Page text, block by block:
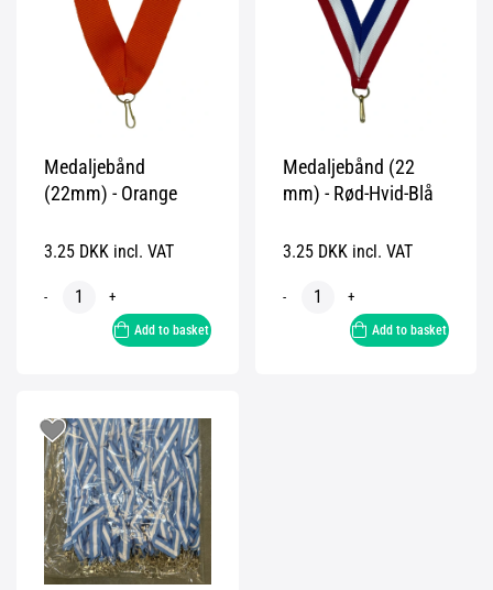
Medaljebånd
(22mm) - Orange
3.25 DKK incl. VAT
- +
Add to basket
Medaljebånd (22
mm) - Rød-Hvid-Blå
3.25 DKK incl. VAT
- +
Add to basket